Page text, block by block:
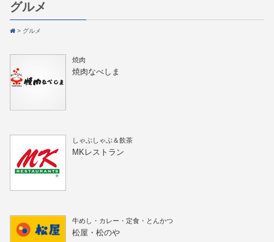
グルメ
> グルメ
焼肉
焼肉なべしま
しゃぶしゃぶ＆飲茶
MKレストラン
牛めし・カレー・定食・とんかつ
松屋・松のや